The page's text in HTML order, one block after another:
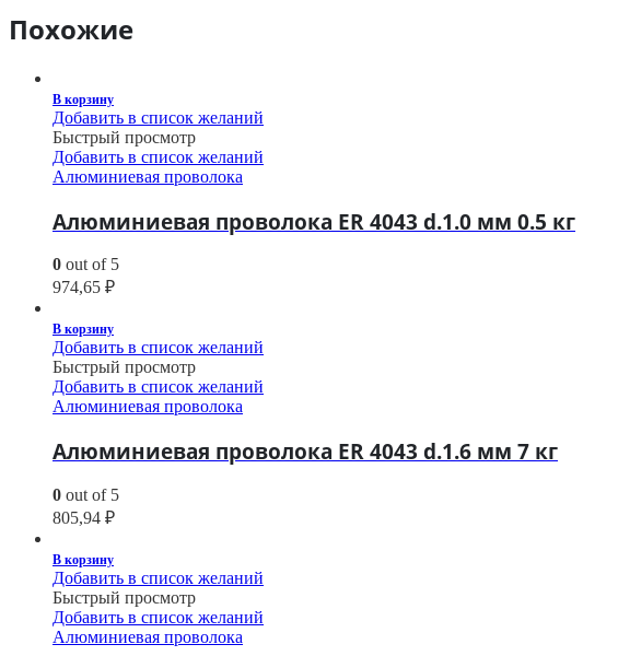
Похожие
В корзину
Добавить в список желаний
Быстрый просмотр
Добавить в список желаний
Алюминиевая проволока
Алюминиевая проволока ER 4043 d.1.0 мм 0.5 кг
0 out of 5
974,65 ₽
В корзину
Добавить в список желаний
Быстрый просмотр
Добавить в список желаний
Алюминиевая проволока
Алюминиевая проволока ER 4043 d.1.6 мм 7 кг
0 out of 5
805,94 ₽
В корзину
Добавить в список желаний
Быстрый просмотр
Добавить в список желаний
Алюминиевая проволока